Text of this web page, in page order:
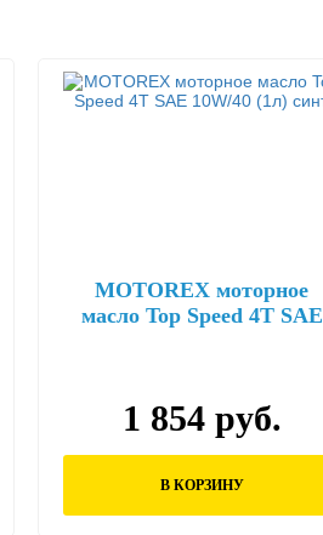
MOTOREX моторное
масло Top Speed 4Т SAE
1 854 руб.
В КОРЗИНУ